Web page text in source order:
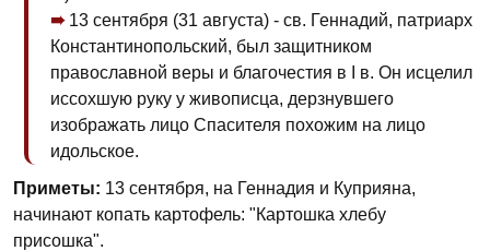
13 сентября (31 августа) - св. Геннадий, патриарх
Константино­польский, был защитником
православной веры и благочестия в I в. Он исцелил
иссохшую руку у живописца, дерзнувшего
изображать лицо Спасителя похожим на лицо
идольское.
Приметы: 13 сентября, на Геннадия и Куприяна,
начинают копать картофель: "Картошка хлебу
присошка".